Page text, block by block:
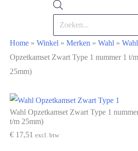
zoeken
Home » Winkel » Merken » Wahl »
Opzetkamset Zwart Type 1 nummer 1 t/
25mm)
Wahl Opzetkamset Zwart Type 1
t/m 25mm)
€ 17,51 excl. btw